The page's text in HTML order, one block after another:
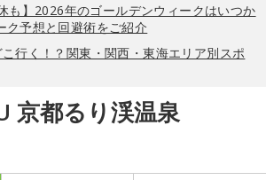
も】2026年のゴールデンウィークはいつか
ク予想と回避術をご紹介
行く！？関東・関西・東海エリア別スポ
京都るり渓温泉